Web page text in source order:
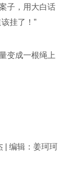
子，用大白话
挂了！”
变成一根绳上
| 编辑：姜珂珂